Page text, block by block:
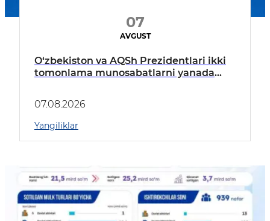
07
AVGUST
O‘zbekiston va AQSh Prezidentlari ikki
tomonlama munosabatlarni yanada
07.08.2026
Yangiliklar